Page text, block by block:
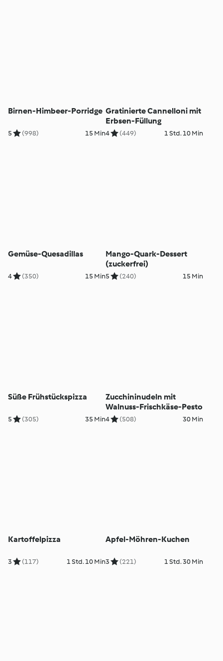
Birnen-Himbeer-Porridge
5 (998) 15 Min
Gratinierte Cannelloni mit
Erbsen-Füllung
4 (449) 1 Std. 10 Min
Gemüse-Quesadillas
4 (350) 15 Min
Mango-Quark-Dessert
(zuckerfrei)
5 (240) 15 Min
Süße Frühstückspizza
5 (305) 35 Min
Zucchininudeln mit
Walnuss-Frischkäse-Pesto
4 (508) 30 Min
Kartoffelpizza
3 (117) 1 Std. 10 Min
Apfel-Möhren-Kuchen
3 (221) 1 Std. 30 Min